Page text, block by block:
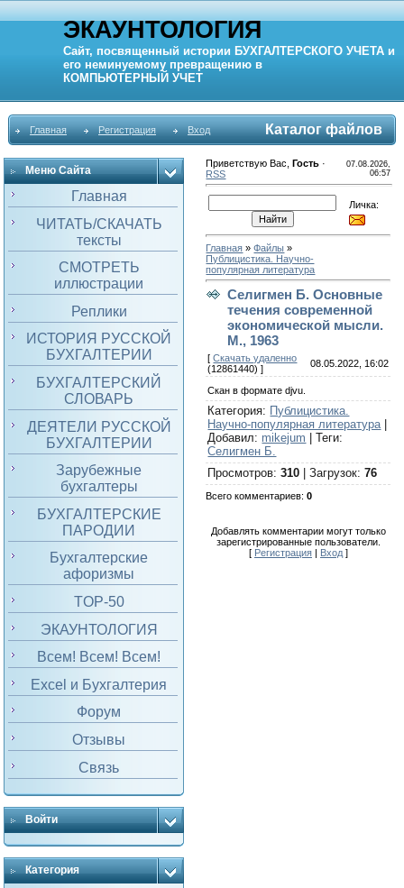
ЭКАУНТОЛОГИЯ
Сайт, посвященный истории БУХГАЛТЕРСКОГО УЧЕТА и
его неминуемому превращению в
КОМПЬЮТЕРНЫЙ УЧЕТ
Главная Регистрация Вход Каталог файлов
Меню Сайта
Главная
ЧИТАТЬ/СКАЧАТЬ
тексты
СМОТРЕТЬ
иллюстрации
Реплики
ИСТОРИЯ РУССКОЙ
БУХГАЛТЕРИИ
БУХГАЛТЕРСКИЙ
СЛОВАРЬ
ДЕЯТЕЛИ РУССКОЙ
БУХГАЛТЕРИИ
Зарубежные
бухгалтеры
БУХГАЛТЕРСКИЕ
ПАРОДИИ
Бухгалтерские
афоризмы
TOP-50
ЭКАУНТОЛОГИЯ
Всем! Всем! Всем!
Excel и Бухгалтерия
Форум
Отзывы
Связь
Войти
Категория
Приветствую Вас ,Гость ·
RSS
07.08.2026,
06:57
Личка:
Главная »Файлы »
Публицистика. Научно-
популярная литература
Селигмен Б. Основные
течения современной
экономической мысли.
М., 1963
[Скачать удаленно
(12861440) ]
08.05.2022, 16:02
Скан в формате djvu.
Категория: Публицистика.
Научно-популярная литература|
Добавил: mikejum |Теги:
Селигмен Б.
Просмотров:310 |Загрузок:76
Всего комментариев:0
Добавлять комментарии могут только
зарегистрированные пользователи.
[ Регистрация| Вход]